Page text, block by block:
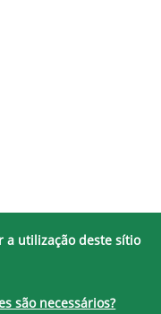
a utilização deste sítio
são necessários?